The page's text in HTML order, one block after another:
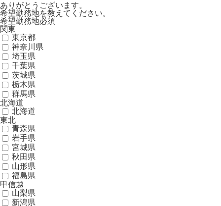
ありがとうございます。
希望勤務地を教えてください。
希望勤務地必須
関東
東京都
神奈川県
埼玉県
千葉県
茨城県
栃木県
群馬県
北海道
北海道
東北
青森県
岩手県
宮城県
秋田県
山形県
福島県
甲信越
山梨県
新潟県